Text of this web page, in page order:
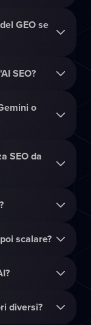
GEO se
SEO?
o
SEO da
scalare?
diversi?